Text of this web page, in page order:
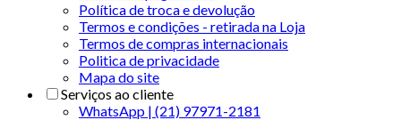
Política de troca e devolução
Termos e condições - retirada na Loja
Termos de compras internacionais
Politica de privacidade
Mapa do site
Serviços ao cliente
WhatsApp | (21) 97971-2181